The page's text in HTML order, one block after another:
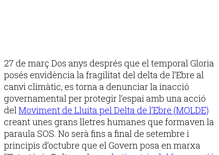
27 de març Dos anys després que el temporal Gloria
posés envidència la fragilitat del delta de l’Ebre al
canvi climàtic, es torna a denunciar la inacció
governamental per protegir l’espai amb una acció
del Moviment de Lluita pel Delta de l’Ebre (MOLDE)
creant unes grans lletres humanes que formaven la
paraula SOS. No serà fins a final de setembre i
principis d’octubre que el Govern posa en marxa